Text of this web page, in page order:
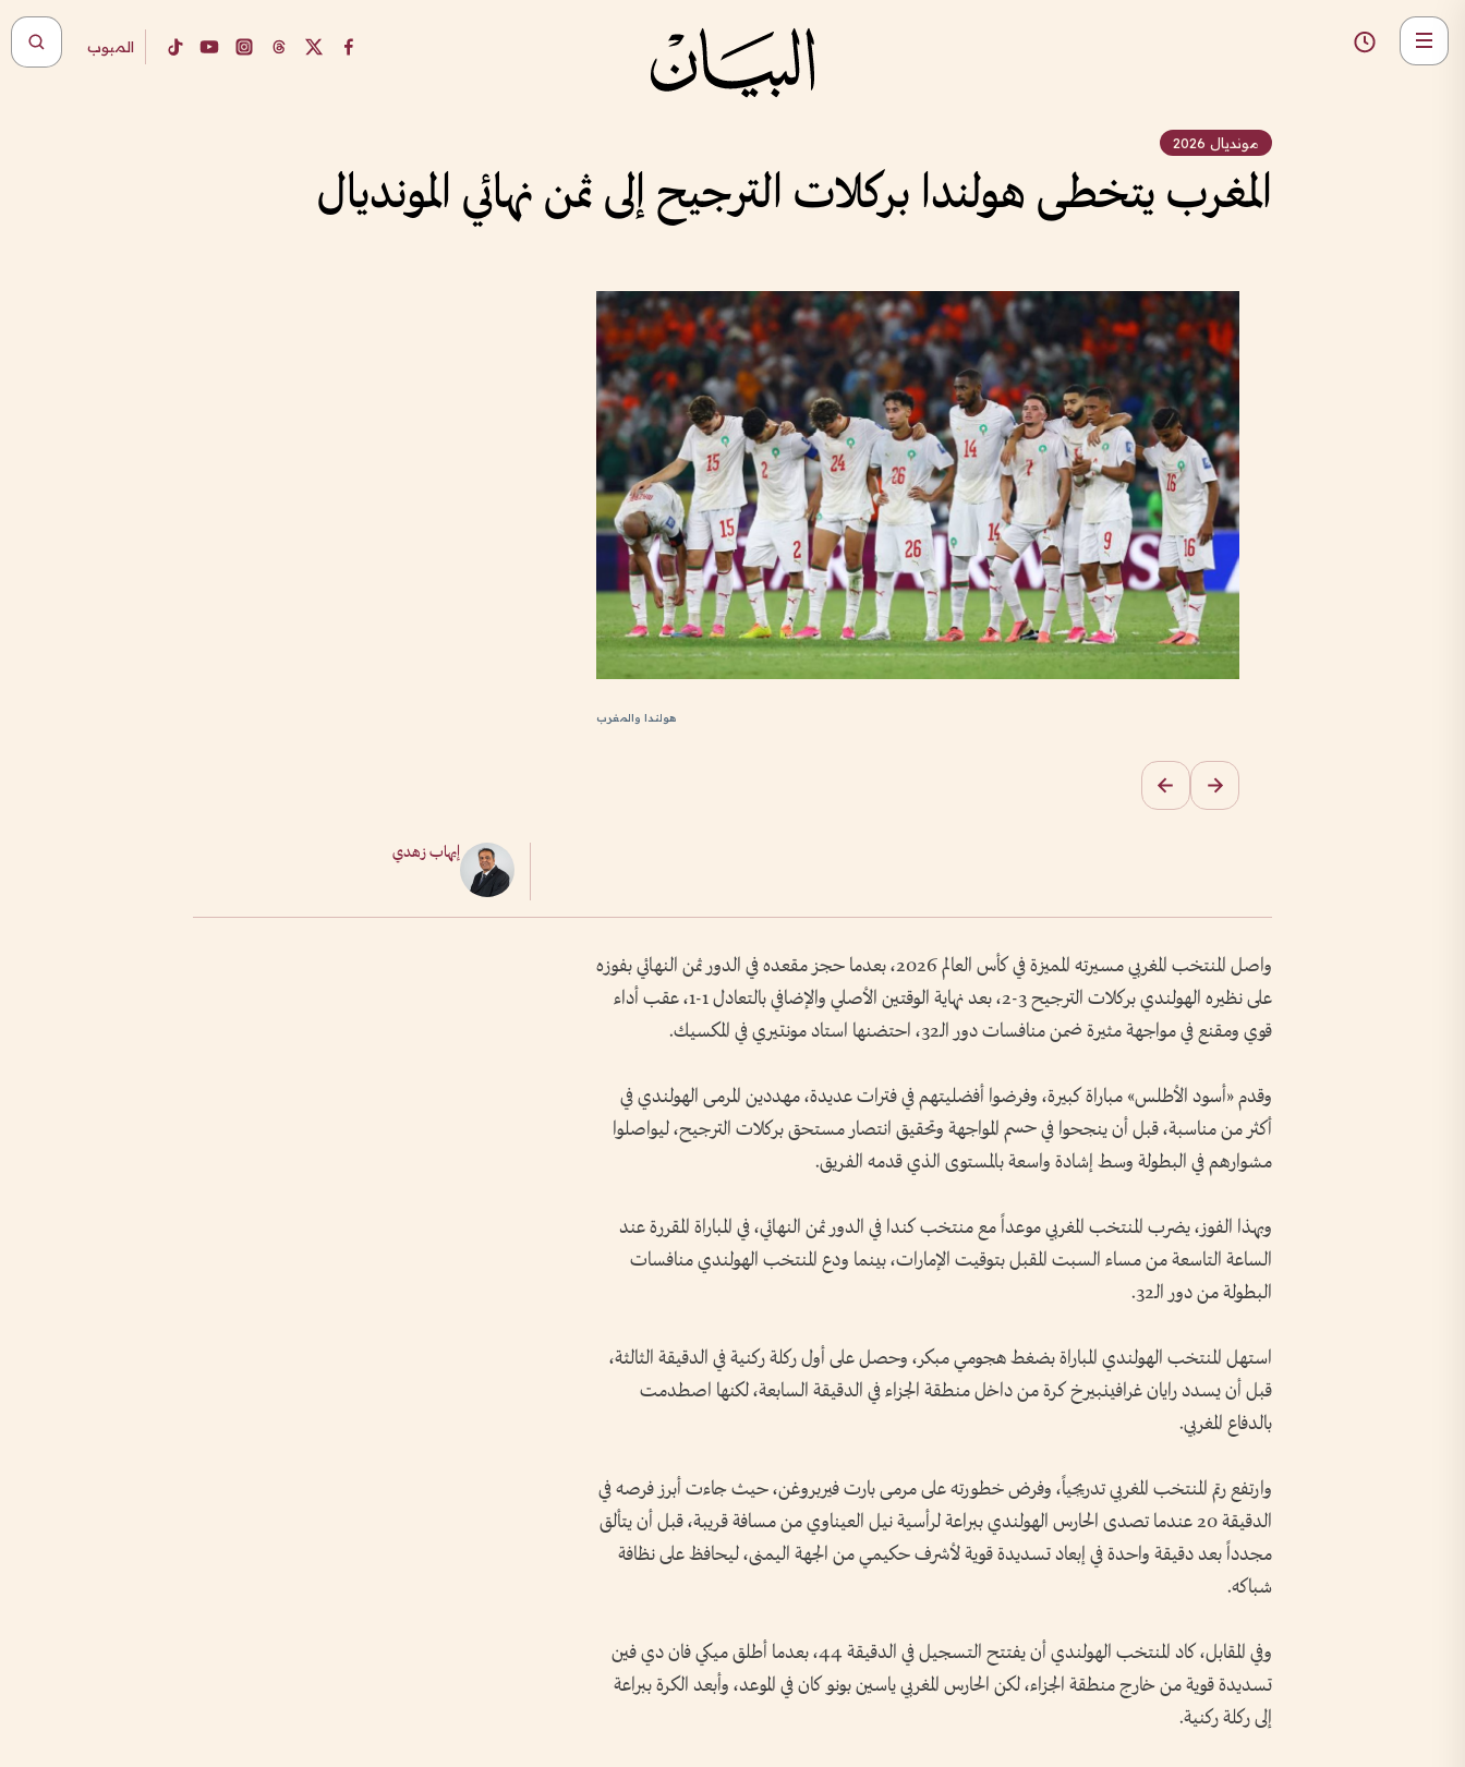
المبوب
مونديال 2026
المغرب يتخطى هولندا بركلات الترجيح إلى ثمن نهائي المونديال
هولندا والمغرب
إيهاب زهدي
واصل المنتخب المغربي مسيرته المميزة في كأس العالم 2026، بعدما حجز مقعده في الدور ثمن النهائي بفوزه
على نظيره الهولندي بركلات الترجيح 3-2، بعد نهاية الوقتين الأصلي والإضافي بالتعادل 1-1، عقب أداء
قوي ومقنع في مواجهة مثيرة ضمن منافسات دور الـ32، احتضنها استاد مونتيري في المكسيك.
وقدم «أسود الأطلس» مباراة كبيرة، وفرضوا أفضليتهم في فترات عديدة، مهددين المرمى الهولندي في
أكثر من مناسبة، قبل أن ينجحوا في حسم المواجهة وتحقيق انتصار مستحق بركلات الترجيح، ليواصلوا
مشوارهم في البطولة وسط إشادة واسعة بالمستوى الذي قدمه الفريق.
وبهذا الفوز، يضرب المنتخب المغربي موعداً مع منتخب كندا في الدور ثمن النهائي، في المباراة المقررة عند
الساعة التاسعة من مساء السبت المقبل بتوقيت الإمارات، بينما ودع المنتخب الهولندي منافسات
البطولة من دور الـ32.
استهل المنتخب الهولندي المباراة بضغط هجومي مبكر، وحصل على أول ركلة ركنية في الدقيقة الثالثة،
قبل أن يسدد رايان غرافينبيرخ كرة من داخل منطقة الجزاء في الدقيقة السابعة، لكنها اصطدمت
بالدفاع المغربي.
وارتفع رتم المنتخب المغربي تدريجياً، وفرض خطورته على مرمى بارت فيربروغن، حيث جاءت أبرز فرصه في
الدقيقة 20 عندما تصدى الحارس الهولندي ببراعة لرأسية نيل العيناوي من مسافة قريبة، قبل أن يتألق
مجدداً بعد دقيقة واحدة في إبعاد تسديدة قوية لأشرف حكيمي من الجهة اليمنى، ليحافظ على نظافة
شباكه.
وفي المقابل، كاد المنتخب الهولندي أن يفتتح التسجيل في الدقيقة 44، بعدما أطلق ميكي فان دي فين
تسديدة قوية من خارج منطقة الجزاء، لكن الحارس المغربي ياسين بونو كان في الموعد، وأبعد الكرة ببراعة
إلى ركلة ركنية.